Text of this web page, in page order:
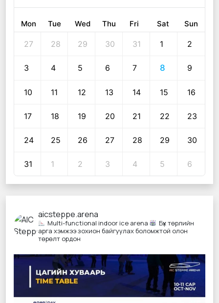
Mon Tue Wed Thu Fri Sat Sun
27 28 29 30 31 1 2
3 4 5 6 7 8 9
10 11 12 13 14 15 16
17 18 19 20 21 22 23
24 25 26 27 28 29 30
31 1 2 3 4 5 6
aicsteppe.arena
Multi-functional indoor ice arena
Бүх төрлийн
арга хэмжээ зохион байгуулах боломжтой олон
төрөлт ордон